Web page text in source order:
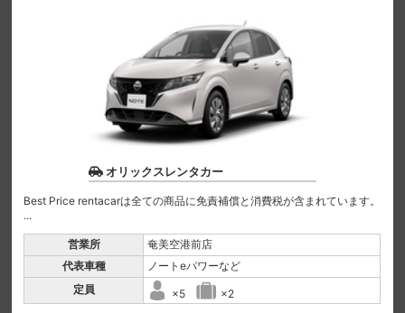
オリックスレンタカー
Best Price rentacarは全ての商品に免責補償と消費税が含まれています。
...
営業所
奄美空港前店
代表車種
ノートeパワーなど
定員
×5 ×2